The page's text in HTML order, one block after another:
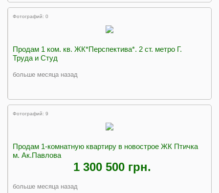
Фотографий: 0
Продам 1 ком. кв. ЖК*Перспектива*. 2 ст. метро Г.
Труда и Студ
больше месяца назад
Фотографий: 9
Продам 1-комнатную квартиру в новострое ЖК Птичка
м. Ак.Павлова
1 300 500 грн.
больше месяца назад